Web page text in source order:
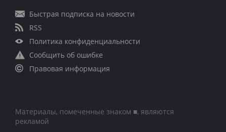
Быстрая подписка на новости
RSS
Политика конфиденциальности
Сообщить об ошибке
Правовая информация
Материалы, помеченные знаком ■, являются
рекламой